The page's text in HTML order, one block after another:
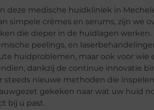
deze medische huidkliniek in
simpele crèmes en serums, zijn we
die dieper in de huidlagen werken.
peelings, en
huidproblemen, maar ook voor wie
dankzij de continue innovatie
steeds nieuwe methoden die
gekeken naar wat uw huid
bij u past.